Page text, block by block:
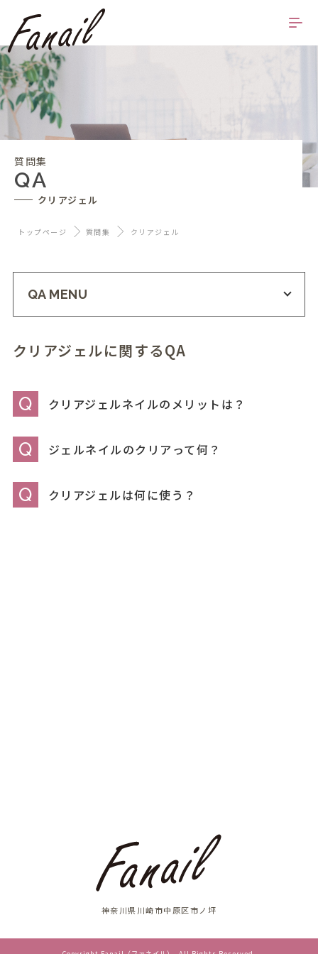
質問集
QA
クリアジェル
トップページ 質問集 クリアジェル
クリアジェルに関するQA
Q クリアジェルネイルのメリットは？
Q ジェルネイルのクリアって何？
Q クリアジェルは何に使う？
QA MENU
神奈川県川崎市中原区市ノ坪